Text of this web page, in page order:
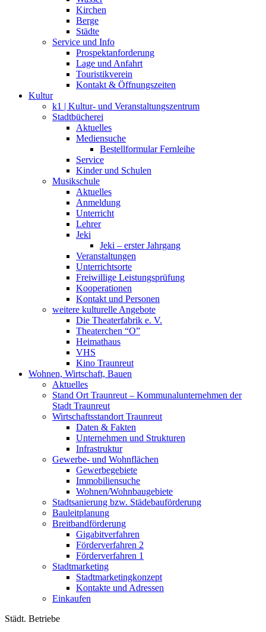
Kirchen
Berge
Städte
Service und Info
Prospektanforderung
Lage und Anfahrt
Touristikverein
Kontakt & Öffnungszeiten
Kultur
k1 | Kultur- und Veranstaltungszentrum
Stadtbücherei
Aktuelles
Mediensuche
Bestellformular Fernleihe
Service
Kinder und Schulen
Musikschule
Aktuelles
Anmeldung
Unterricht
Lehrer
Jeki
Jeki – erster Jahrgang
Veranstaltungen
Unterrichtsorte
Freiwillige Leistungsprüfung
Kooperationen
Kontakt und Personen
weitere kulturelle Angebote
Die Theaterfabrik e. V.
Theaterchen “O”
Heimathaus
VHS
Kino Traunreut
Wohnen, Wirtschaft, Bauen
Aktuelles
Stand Ort Traunreut – Kommunalunternehmen der
Stadt Traunreut
Wirtschaftsstandort Traunreut
Daten & Fakten
Unternehmen und Strukturen
Infrastruktur
Gewerbe- und Wohnflächen
Gewerbegebiete
Immobiliensuche
Wohnen/Wohnbaugebiete
Stadtsanierung bzw. Städebauförderung
Bauleitplanung
Breitbandförderung
Gigabitverfahren
Förderverfahren 2
Förderverfahren 1
Stadtmarketing
Stadtmarketingkonzept
Kontakte und Adressen
Einkaufen
Städt. Betriebe